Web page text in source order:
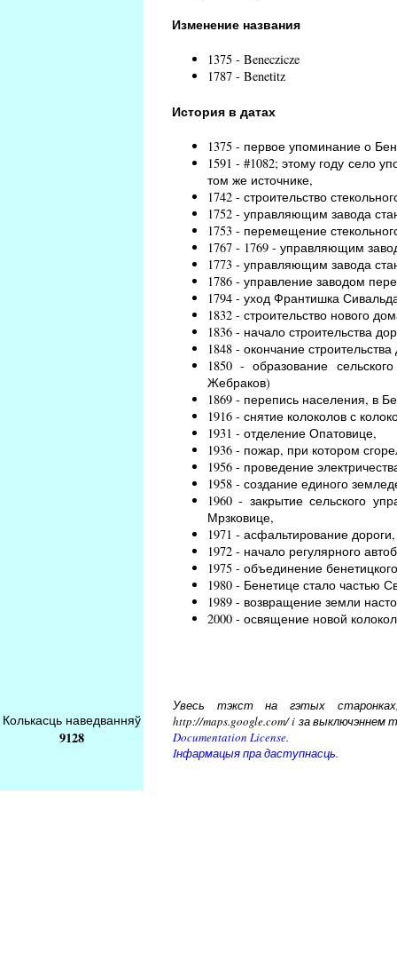
Изменение названия
1375 - Beneczicze
1787 - Benetitz
История в датах
1375 - первое упоминание о
1591 - #1082; этому году село
том же источнике,
1742 - строительство
1752 - управляющим завода
1753 - перемещение
1767 - 1769 - управляющим
1773 - управляющим завода
1786 - управление заводом
1794 - уход Франтишка
1832 - строительство нового
1836 - начало строительства
1848 - окончание строительства
1850 - образование
Жебраков)
1869 - перепись населения, в
1916 - снятие колоколов с
1931 - отделение Опатовице,
1936 - пожар, при котором
1956 - проведение
1958 - создание единого
1960 - закрытие сельского
Мрзковице,
1971 - асфальтирование
1972 - начало регулярного
1975 - объединение
1980 - Бенетице стало частью
1989 - возвращение земли
2000 - освящение новой
Колькасць наведванняў
9128
Увесь тэкст на гэтых
http://maps.google.com/ i за
Documentation License.
Iнфармацыя пра даступнасць.